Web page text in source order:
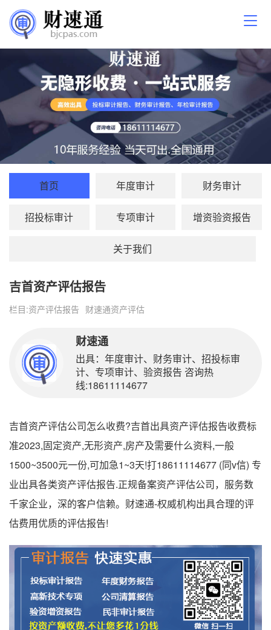
首页 年度审计 财务审计
招投标审计 专项审计 增资验资报告
关于我们
吉首资产评估报告
栏目:资产评估报告 财速通资产评估
财速通
出具：年度审计、财务审计、招投标审
计、专项审计、验资报告 咨询热
线:18611114677
吉首资产评估公司怎么收费?吉首出具资产评估报告收费标
准2023,固定资产,无形资产,房产及需要什么资料,一般
1500~3500元一份,可加急1~3天!打18611114677 (同v信) 专
业出具各类资产评估报告.正规备案资产评估公司，服务数
千家企业，深的客户信赖。财速通-权威机构出具合理的评
估费用优质的评估报告!